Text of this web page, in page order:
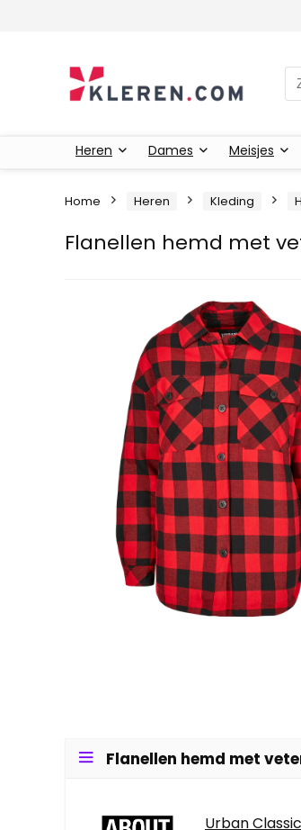
Heren Dames Meisjes
Home Heren Kleding
Flanellen hemd met
Flanellen hemd met
Urban